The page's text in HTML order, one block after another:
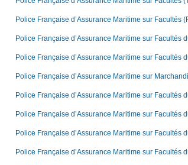
Police Française d’Assurance Maritime sur Facultés
Police Française d’Assurance Maritime sur
Police Française d’Assurance Maritime sur
Police Française d’Assurance Maritime sur
Police Française d’Assurance Maritime sur Facultés
Police Française d’Assurance Maritime sur
Police Française d’Assurance Maritime sur Facultés
Police Française d’Assurance Maritime sur Facultés